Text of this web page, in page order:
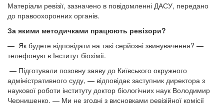
Матеріали ревізії, зазначено в повідомленні ДАСУ, передано
до правоохоронних органів.
За якими методичками працюють ревізори?
— Як будете відповідати на такі серйозні звинувачення? —
телефоную в Інститут біохімії.
— Підготували позовну заяву до Київського окружного
адміністративного суду, — відповідає заступник директора з
наукової роботи інституту доктор біологічних наук Володимир
Чернишенко. — Ми не згодні з висновками ревізійної комісії